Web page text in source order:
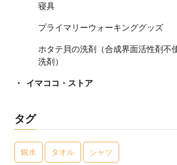
寝具
プライマリーウォーキンググッズ
ホタテ貝の洗剤（合成界面活性剤不
洗剤）
イマココ・ストア
タグ
銀水 タオル シャツ